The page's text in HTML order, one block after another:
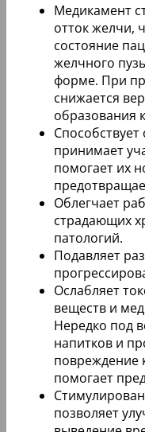
Медикамент
отток желчи,
состояние
желчного
форме. При
снижается
образования
принимает
помогает их
Облегчает
страдающих
патологий.
Подавляет
Ослабляет
веществ и
Нередко под
напитков и
повреждение
помогает
позволяет